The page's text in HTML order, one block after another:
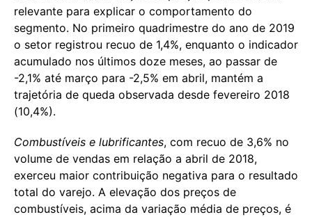
relevante para explicar o comportamento do
segmento. No primeiro quadrimestre do ano de 2019
o setor registrou recuo de 1,4%, enquanto o indicador
acumulado nos últimos doze meses, ao passar de
-2,1% até março para -2,5% em abril, mantém a
trajetória de queda observada desde fevereiro 2018
(10,4%).
Combustíveis e lubrificantes, com recuo de 3,6% no
volume de vendas em relação a abril de 2018,
exerceu maior contribuição negativa para o resultado
total do varejo. A elevação dos preços de
combustíveis, acima da variação média de preços, é